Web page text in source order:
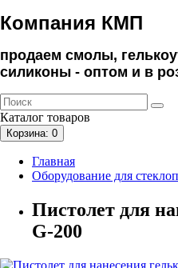
Компания КМП
продаем смолы,
силиконы - оптом и в
Каталог товаров
Корзина: 0
Главная
Оборудование для
Пистолет для
G-200